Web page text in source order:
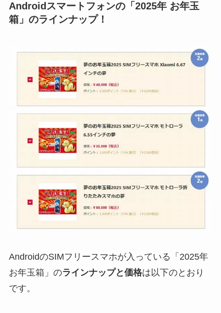
Androidスマートフォンの「2025年 お年玉
箱」のラインナップ！
AndroidのSIMフリースマホが入っている「2025年
お年玉箱」のラインナップと価格は以下のとおり
です。